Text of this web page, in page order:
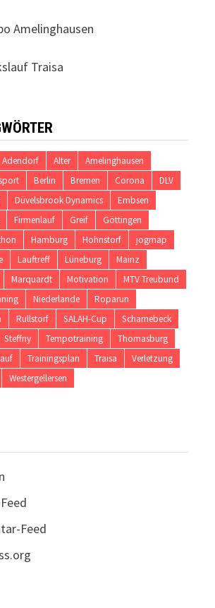
Amelinghausen
Traisa
Adendorf Alter
Amelinghausen
Berlin Bremen Corona
DLV
Düvelsbrook Dynamics
Embsen
Firmenlauf Greif
Göttingen
Hamburg Hohnstorf
jogmap
Lauftreff Lüneburg
Mainz
Marquardt Motivation
MTV Treubund
Niederlande
Roparun
Rullstorf SALAH-Cup
Scharnebeck
Steffny Tempotraining
Thomasburg
Trainingsplan Traisa
Verletzung
Westergellersen
Feed